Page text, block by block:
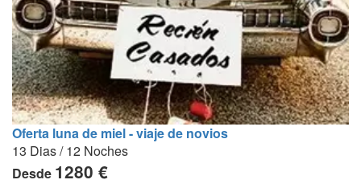
Oferta luna de miel - viaje de novios
13 Dias / 12 Noches
Desde 1280 €